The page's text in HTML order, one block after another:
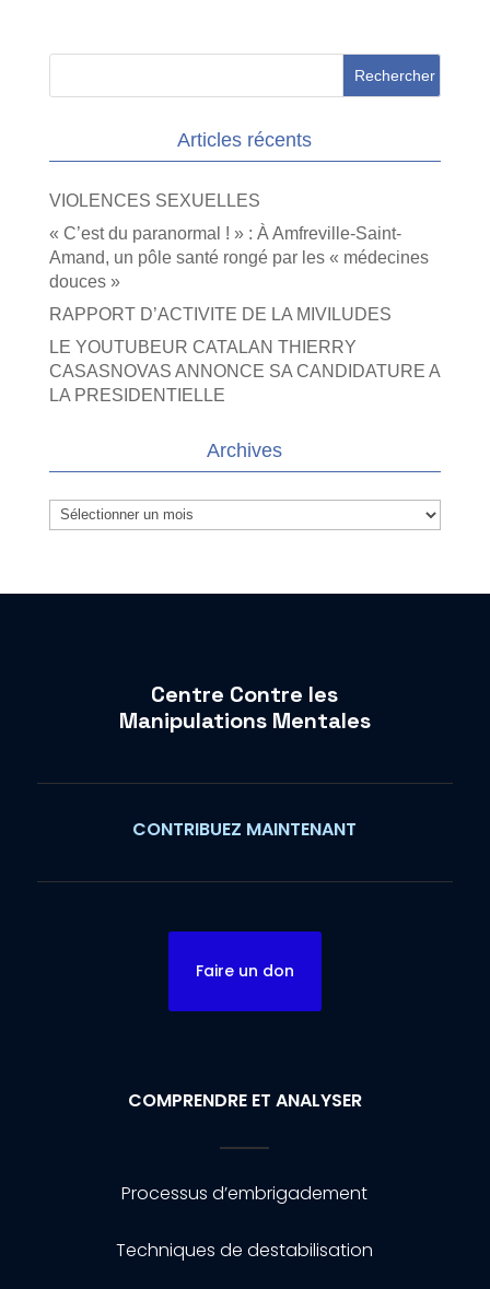
Articles récents
VIOLENCES SEXUELLES
« C’est du paranormal ! » : À Amfreville-Saint-
Amand, un pôle santé rongé par les « médecines
douces »
RAPPORT D’ACTIVITE DE LA MIVILUDES
LE YOUTUBEUR CATALAN THIERRY
CASASNOVAS ANNONCE SA CANDIDATURE A
LA PRESIDENTIELLE
Archives
Archives
Centre Contre les
Manipulations Mentales
CONTRIBUEZ MAINTENANT
Faire un don
COMPRENDRE ET ANALYSER
Processus d’embrigadement
Techniques de destabilisation